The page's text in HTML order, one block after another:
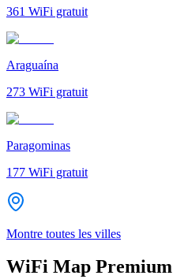
361 WiFi gratuit
Araguaína
273 WiFi gratuit
Paragominas
177 WiFi gratuit
Montre toutes les villes
WiFi Map Premium